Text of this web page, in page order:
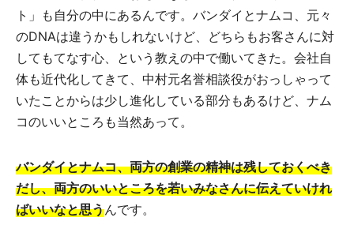
ト」も自分の中にあるんです。バンダイとナムコ、元々
のDNAは違うかもしれないけど、どちらもお客さんに対
してもてなす心、という教えの中で働いてきた。会社自
体も近代化してきて、中村元名誉相談役がおっしゃって
いたことからは少し進化している部分もあるけど、ナム
コのいいところも当然あって。
バンダイとナムコ、両方の創業の精神は残しておくべき
だし、両方のいいところを若いみなさんに伝えていけれ
ばいいなと思うんです。